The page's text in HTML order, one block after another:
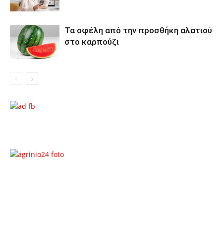
Τα οφέλη από την προσθήκη αλατιού
στο καρπούζι